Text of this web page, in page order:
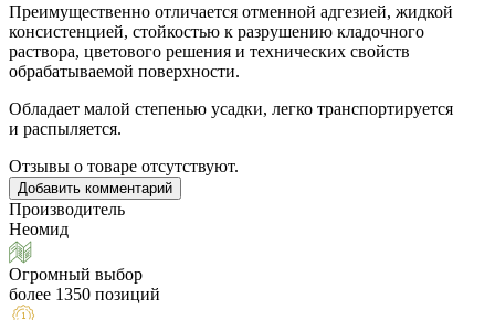
Преимущественно отличается отменной адгезией, жидкой
консистенцией, стойкостью к разрушению кладочного
раствора, цветового решения и технических свойств
обрабатываемой поверхности.
Обладает малой степенью усадки, легко транспортируется
и распыляется.
Отзывы о товаре отсутствуют.
Добавить комментарий
Производитель
Неомид
Огромный выбор
более 1350 позиций